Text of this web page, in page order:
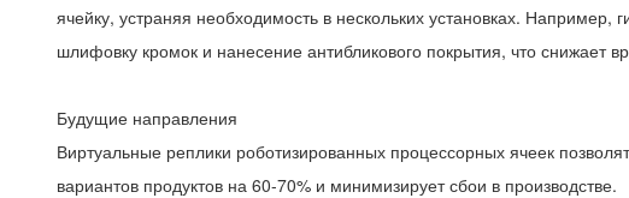
ячейку, устраняя необходимость в нескольких установках.
шлифовку кромок и нанесение антибликового покрытия, что снижает
Будущие направления
Виртуальные реплики роботизированных процессорных ячеек
вариантов продуктов на 60-70% и минимизирует сбои в производстве.